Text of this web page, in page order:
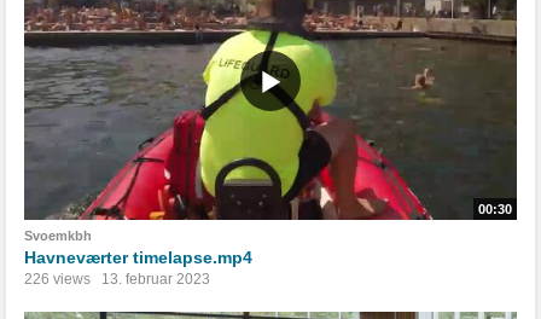
00:30
Svoemkbh
Havneværter timelapse.mp4
226 views 13. februar 2023